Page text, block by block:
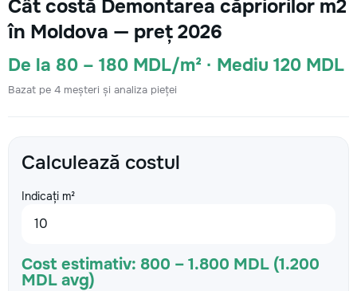
Cât costă Demontarea căpriorilor m2
în Moldova — preț 2026
De la 80 – 180 MDL/m² · Mediu 120 MDL
Bazat pe 4 meșteri și analiza pieței
Calculează costul
Indicați m²
Cost estimativ: 800 – 1.800 MDL (1.200
MDL avg)